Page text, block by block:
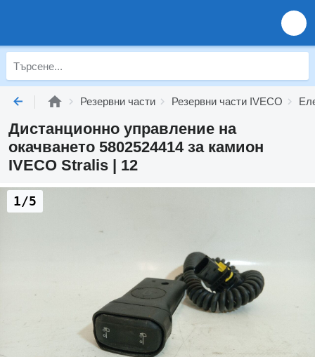
Резервни части Резервни части IVECO
Дистанционно управление на
окачването 5802524414 за камион
IVECO Stralis | 12
1/5